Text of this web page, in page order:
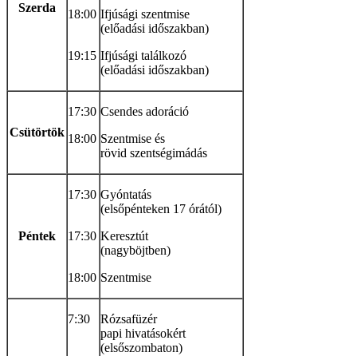
Szerda 18:00
19:15
Ifjúsági szentmise
(előadási időszakban)
Ifjúsági találkozó
(előadási időszakban)
Csütörtök
17:30
18:00
Csendes adoráció
Szentmise és
rövid szentségimádás
Péntek
17:30
17:30
18:00
Gyóntatás
(elsőpénteken 17 órától)
Keresztút
(nagyböjtben)
Szentmise
7:30
Rózsafüzér
papi hivatásokért
(elsőszombaton)